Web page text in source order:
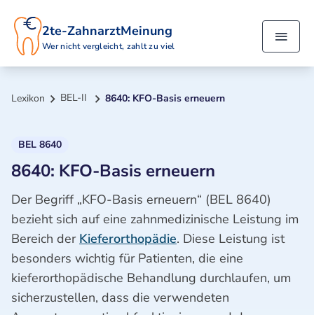
2te-ZahnarztMeinung
Wer nicht vergleicht, zahlt zu viel
Lexikon BEL-II 8640: KFO-Basis erneuern
BEL 8640
8640: KFO-Basis erneuern
Der Begriff „KFO-Basis erneuern“ (BEL 8640)
bezieht sich auf eine zahnmedizinische Leistung im
Bereich der Kieferorthopädie. Diese Leistung ist
besonders wichtig für Patienten, die eine
kieferorthopädische Behandlung durchlaufen, um
sicherzustellen, dass die verwendeten